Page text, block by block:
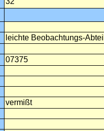
leichte Beobachtungs-
07375
vermißt